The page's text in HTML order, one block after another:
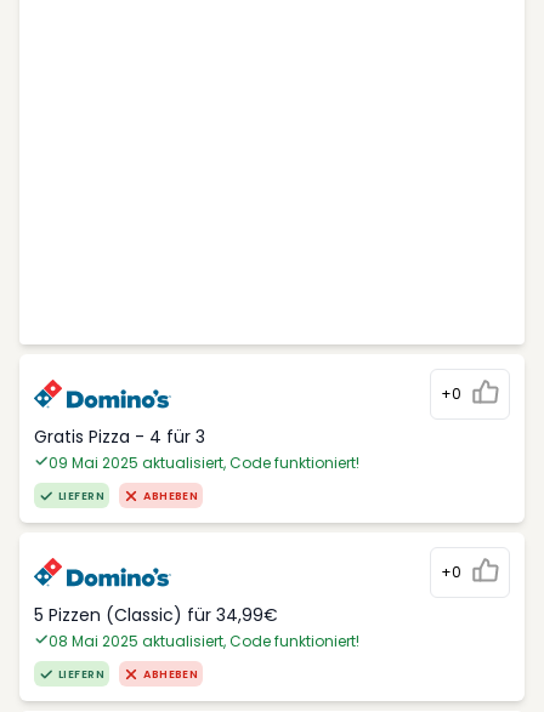
+0
Gratis Pizza - 4 für 3
09 Mai 2025 aktualisiert, Code funktioniert!
LIEFERN ABHEBEN
+0
5 Pizzen (Classic) für 34,99€
08 Mai 2025 aktualisiert, Code funktioniert!
LIEFERN ABHEBEN